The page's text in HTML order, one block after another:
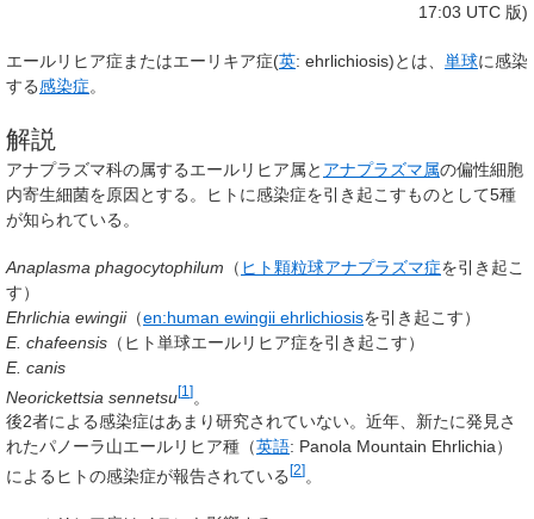
17:03 UTC 版)
エールリヒア症 またはエーリキア症(英: ehrlichiosis)とは、 単球に感染
する感染症。
解説
アナプラズマ科の属するエールリヒア属と アナプラズマ属の偏性細胞
内寄生細菌を原因とする。ヒトに感染症を引き起こすものとして5種
が知られている。
Anaplasma phagocytophilum （ ヒト顆粒球アナプラズマ症を引き起こ
す）
Ehrlichia ewingii（en:human ewingii ehrlichiosisを引き起こす）
E. chafeensis （ヒト単球エールリヒア症を引き起こす）
E. canis
Neorickettsia sennetsu[1 ]。
後2者による感染症はあまり研究されていない。近年、新たに発見さ
れたパノーラ山エールリヒア種（英語: Panola Mountain Ehrlichia）
によるヒトの感染症が報告されている [2] 。